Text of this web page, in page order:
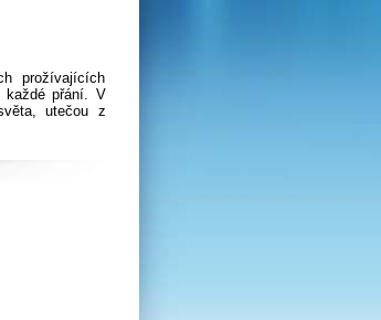
prožívajících
každé přání. V
utečou z